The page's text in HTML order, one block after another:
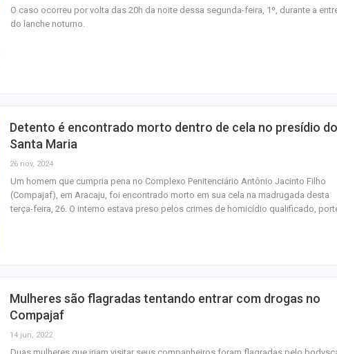
O caso ocorreu por volta das 20h da noite dessa segunda-feira, 1º, durante a
do lanche noturno.
Detento é encontrado morto dentro de cela no presídio do
Santa Maria
26 nov, 2024
Um homem que cumpria pena no Complexo Penitenciário Antônio Jacinto Filho
(Compajaf), em Aracaju, foi encontrado morto em sua cela na madrugada desta
terça-feira, 26. O interno estava preso pelos crimes de homicídio qualificado,
Mulheres são flagradas tentando entrar com drogas no
Compajaf
14 jun, 2022
SENAI Sergipe